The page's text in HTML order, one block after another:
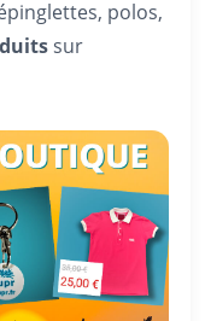
polos,
sur